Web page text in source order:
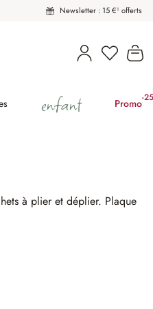
Newsletter : 15 €¹ offerts
Vous
enfant Promo-
à plier et déplier. Plaque